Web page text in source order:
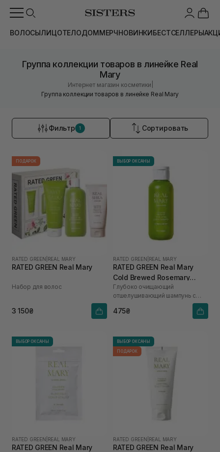
ВОЛОСЫЛИЦОТЕЛОДОММЕРЧНОВИНКИБЕСТСЕЛЛЕРЫ
Группа коллекции товаров в линейке Real
Mary
Интернет магазин косметики
Группа коллекции товаров в линейке Real Mary
Фильтр 1 Сортировать
ПОДАРОК
RATED GREEN REAL MARY
RATED GREEN Real Mary
Набор для волос
3 150₴
ВЫБОР ОКСАНЫ
RATED GREEN REAL MARY
RATED GREEN Real Mary
Cold Brewed Rosemary
Exfoliating Scalp Shampoo
100 мл
Глубоко очищающий
отшелушивающий шампунь с
475₴
ВЫБОР ОКСАНЫ
RATED GREEN REAL MARY
RATED GREEN Real Mary
ВЫБОР ОКСАНЫ
ПОДАРОК
RATED GREEN REAL MARY
RATED GREEN Real Mary